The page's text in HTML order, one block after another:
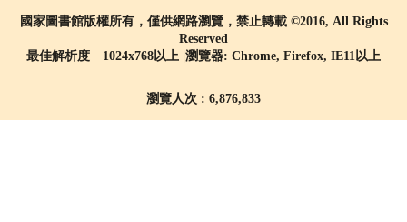
國家圖書館版權所有，僅供網路瀏覽，禁止轉載 ©2016, All Rights
Reserved
最佳解析度 1024x768以上 |瀏覽器: Chrome, Firefox, IE11以上
瀏覽人次 : 6,876,833